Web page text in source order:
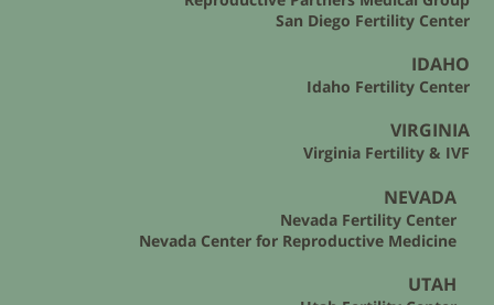
NEVADA
Nevada Fertility Center
Nevada Center for Reproductive Medicine
UTAH
San Diego Fertility Center
IDAHO
Idaho Fertility Center
VIRGINIA
Virginia Fertility & IVF